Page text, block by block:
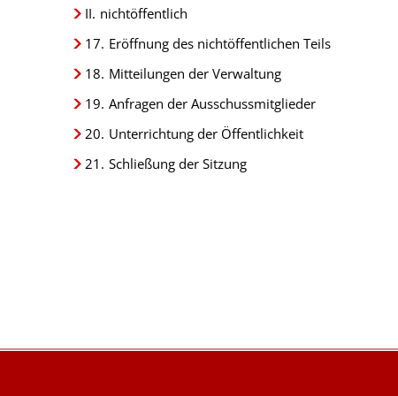
II. nichtöffentlich
17. Eröffnung des nichtöffentlichen Teils
18. Mitteilungen der Verwaltung
19. Anfragen der Ausschussmitglieder
20. Unterrichtung der Öffentlichkeit
21. Schließung der Sitzung